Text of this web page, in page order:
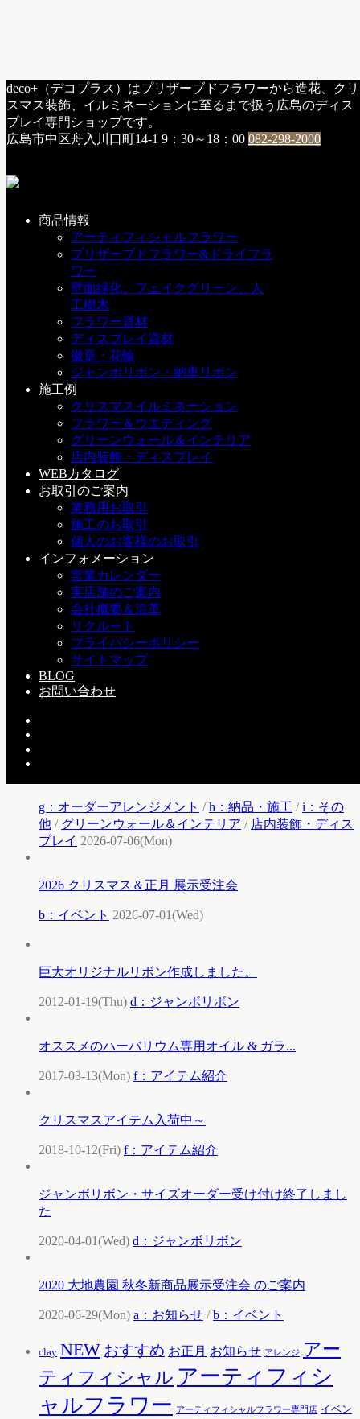
deco+（デコプラス）はプリザーブドフラワーから造花、クリ
スマス装飾、イルミネーションに至るまで扱う広島のディス
プレイ専門ショップです。
広島市中区舟入川口町14-1 9：30～18：00 082-298-2000
商品情報
アーティフィシャルフラワー
プリザーブドフラワー&ドライフラ
ワー
壁面緑化、フェイクグリーン、人
工樹木
フラワー資材
ディスプレイ資材
徽章・花輪
ジャンボリボン・納車リボン
施工例
クリスマスイルミネーション
フラワー＆ウエディング
グリーンウォール＆インテリア
店内装飾・ディスプレイ
WEBカタログ
お取引のご案内
業務用お取引
施工のお取引
個人のお客様のお取引
インフォメーション
営業カレンダー
実店舗のご案内
会社概要＆沿革
リクルート
プライバシーポリシー
サイトマップ
BLOG
お問い合わせ
HOME
固めるスプレー
タグ:固めるスプレー
【商品紹介】フローラルモア
f：アイテム紹介
2020年9月8日
今回は使って便利な商品のご紹介です。 こちら、フローラ
ルモア！です。...
SERVICE
POPULAR
RECENT
TAGS
８月・９月 営業日カレンダー
a：お知らせ 2026-08-01(Sat)
クリスマスツリー
h：納品・施工 /
/店内装飾・ディスプレイ
イルミネーション設営
g：オーダーアレンジメント /h：納品・施工 /i：その
他 / グリーンウォール＆インテリア / 店内装飾・ディス
プレイ 2026-07-06(Mon)
2026 クリスマス＆正月 展示受注会
b：イベント 2026-07-01(Wed)
巨大オリジナルリボン作成しました。
2012-01-19(Thu) d：ジャンボリボン
オススメのハーバリウム専用オイル & ガラ...
2017-03-13(Mon) f：アイテム紹介
クリスマスアイテム入荷中～
2018-10-12(Fri) f：アイテム紹介
ジャンボリボン・サイズオーダー受け付け終了しまし
た
2020-04-01(Wed) d：ジャンボリボン
2020 大地農園 秋冬新商品展示受注会 のご案内
2020-06-29(Mon) a：お知らせ /b：イベント
clay NEW おすすめ お正月 お知らせ アレンジ アー
ティフィシャル アーティフィシ
ャルフラワー
アーティフィシャルフラワー専門店 イベン